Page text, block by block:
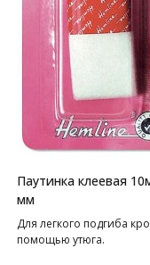
Паутинка клеевая
мм
Для легкого подгиба
помощью утюга.